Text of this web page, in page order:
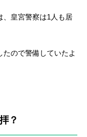
、皇宮警察は1人も居
ので警備していたよ
？